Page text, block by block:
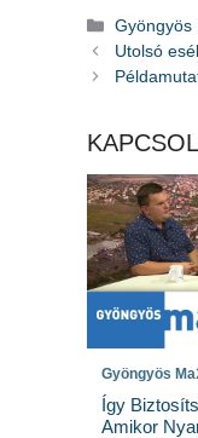
Kategória
Gyöngyös
Utolsó
Gyöngyös Ma
Így
Amikor